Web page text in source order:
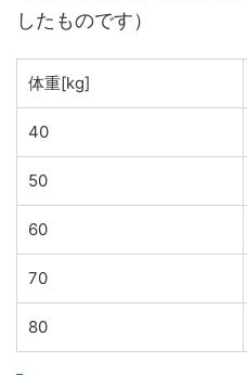
したものです）
体重[kg]
40
50
60
70
80